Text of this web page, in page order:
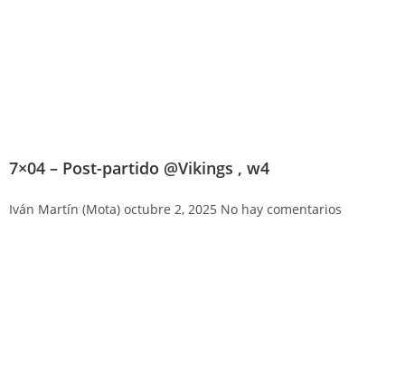
7×04 – Post-partido @Vikings , w4
Iván Martín (Mota) octubre 2, 2025 No hay comentarios